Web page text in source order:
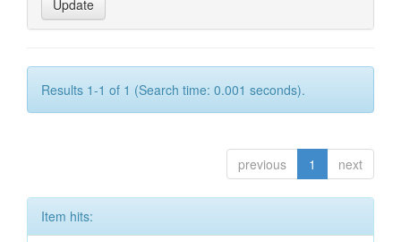
Results 1-1 of 1 (Search time: 0.001 seconds).
previous 1 next
Item hits: